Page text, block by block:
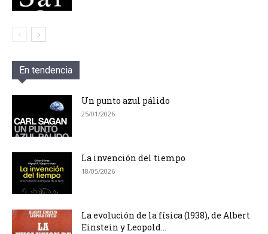
En tendencia
Un punto azul pálido
25/01/2026
La invención del tiempo
18/05/2026
La evolución de la física (1938), de Albert
Einstein y Leopold...